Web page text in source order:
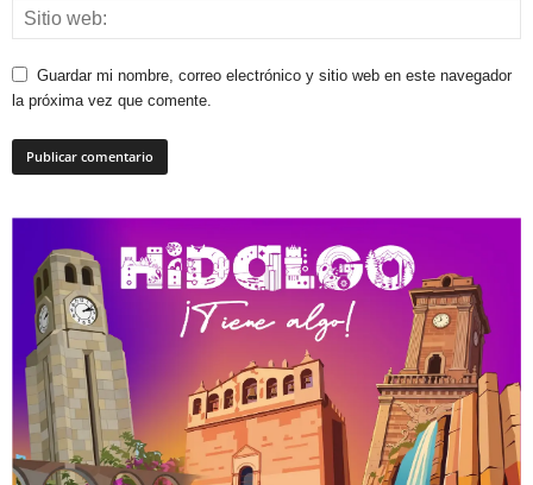
Guardar mi nombre, correo electrónico y sitio web en este navegador
la próxima vez que comente.